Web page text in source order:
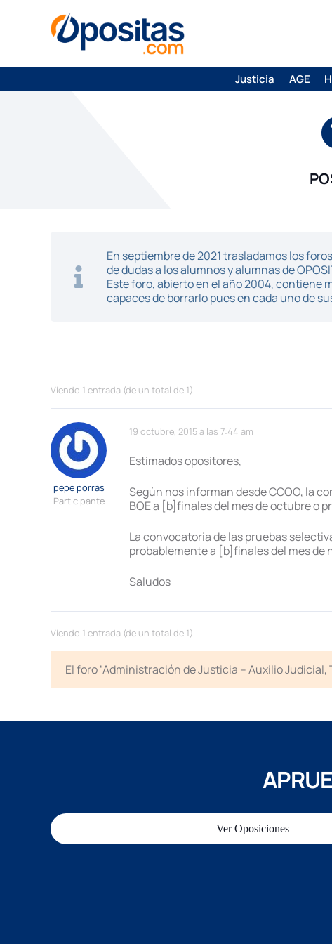
Justicia AGE
En septiembre de 2021 trasladamos los
de dudas a los alumnos y alumnas de
Este foro, abierto en el año 2004, contiene
capaces de borrarlo pues en cada uno de
Viendo 1 entrada (de un total de 1)
19 octubre, 2015 a las 7:44 am
pepe porras
Participante
Estimados opositores,
Según nos informan desde CCOO, la
BOE a [b]finales del mes de octubre o
La convocatoria de las pruebas
probablemente a [b]finales del mes de
Saludos
Viendo 1 entrada (de un total de 1)
El foro ‘Administración de Justicia – Auxilio
Ver Oposiciones